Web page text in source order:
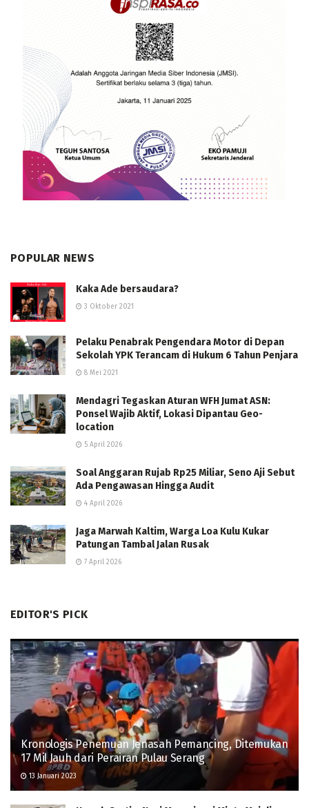
POPULAR NEWS
Kaka Ade bersaudara?
3 Oktober 2021
Pelaku Penabrak Pengendara Motor di Depan
Sekolah YPK Terancam di Hukum 6 Tahun Penjara
8 Mei 2021
Mendagri Tegaskan Aturan WFH Jumat ASN:
Ponsel Wajib Aktif, Lokasi Dipantau Geo-
location
5 April 2026
Soal Anggaran Rujab Rp25 Miliar, Seno Aji Sebut
Ada Pengawasan Hingga Audit
4 April 2026
Jaga Marwah Kaltim, Warga Loa Kulu Kukar
Patungan Tambal Jalan Rusak
7 April 2026
EDITOR'S PICK
Kronologis Penemuan Jenasah Pemancing, Ditemukan
17 Mil Jauh dari Perairan Pulau Serang
13 Januari 2023